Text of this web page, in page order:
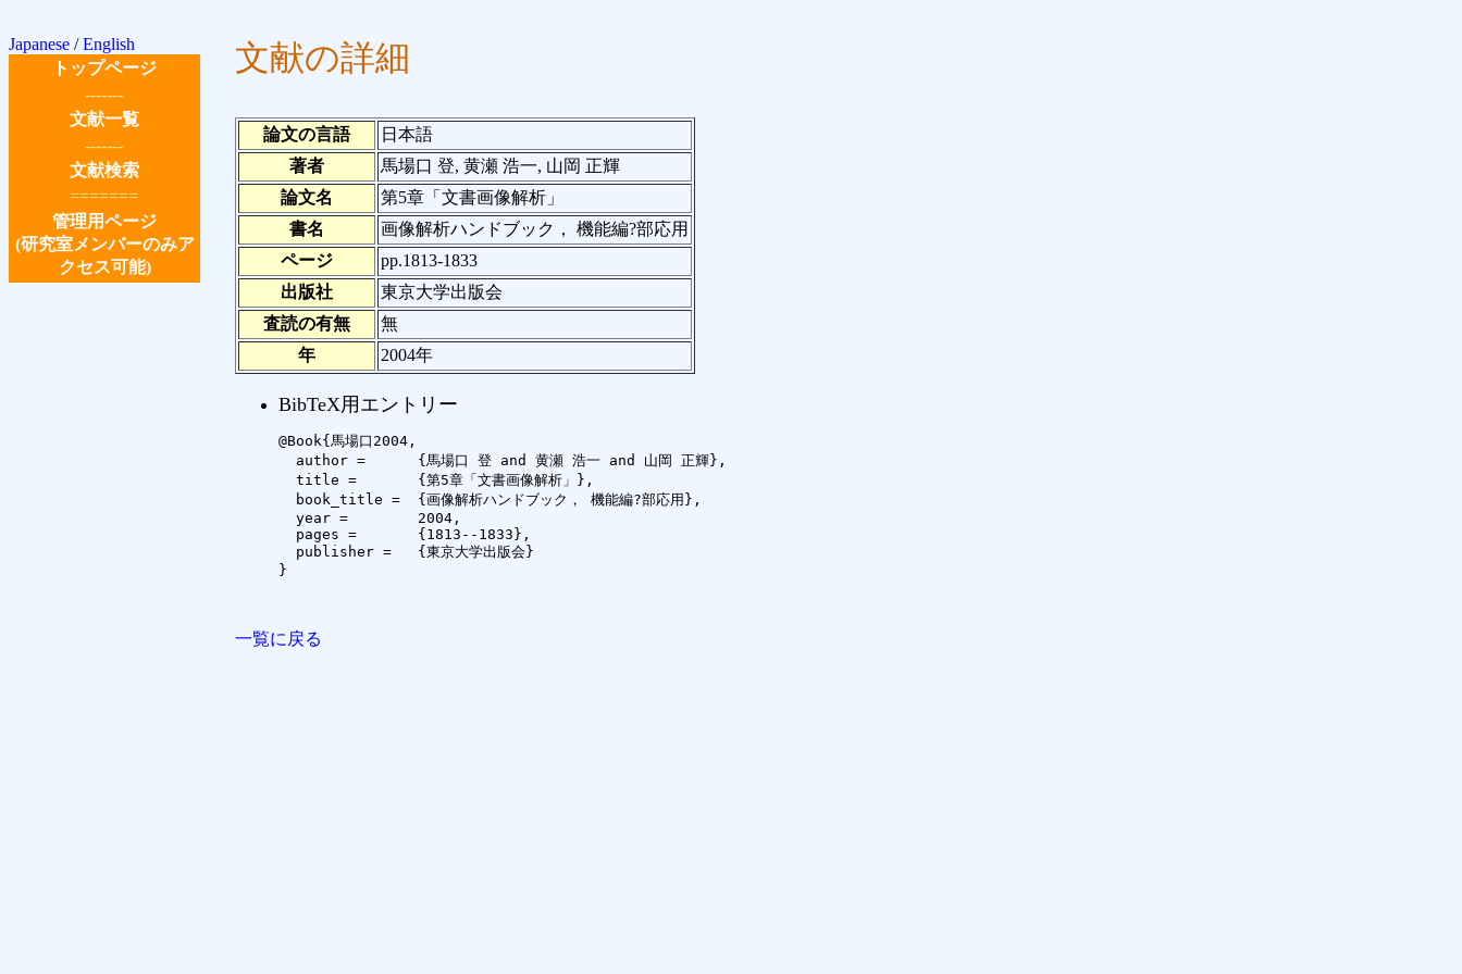
Japanese /English
トップページ
-------
文献一覧
-------
文献検索
=======
管理用ページ
(研究室メンバーのみア
クセス可能)
文献の詳細
論文の言語
日本語
著者
馬場口 登, 黄瀬 浩一, 山岡 正輝
論文名
第5章「文書画像解析」
書名
画像解析ハンドブック， 機能編?部応用
ページ
pp.1813-1833
出版社
東京大学出版会
査読の有無
無
年
2004年
BibTeX用エントリー
@Book{馬場口2004,
  author =	{馬場口 登 and 黄瀬 浩一 and 山岡 正輝},
  title =	{第5章「文書画像解析」},
  book_title =	{画像解析ハンドブック， 機能編?部応用},
  year =	2004,
  pages =	{1813--1833},
  publisher =	{東京大学出版会}
}
一覧に戻る